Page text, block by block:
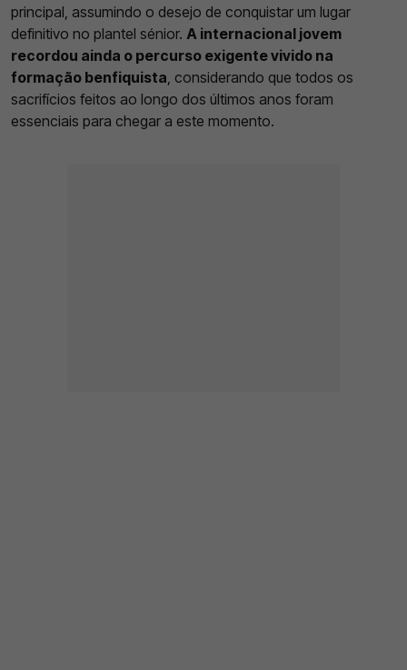
principal, assumindo o desejo de conquistar um lugar
definitivo no plantel sénior. A internacional jovem
recordou ainda o percurso exigente vivido na
formação benfiquista , considerando que todos os
sacrifícios feitos ao longo dos últimos anos foram
essenciais para chegar a este momento.